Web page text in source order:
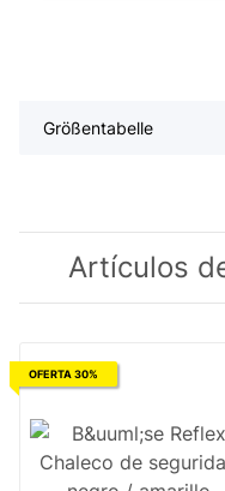
Größentabelle
Artículos
OFERTA 30%